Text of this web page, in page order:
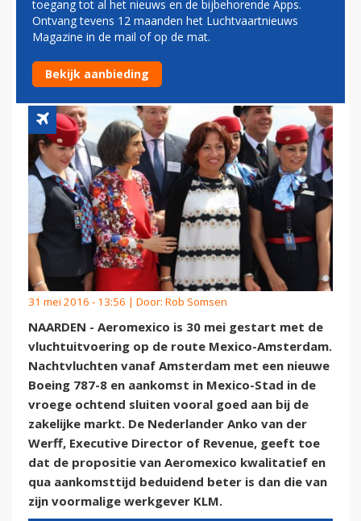
AEROMEXICO MIKT IN
NEDERLAND NADRUKKELIJK
OP ZAKELIJKE MARKT
31 mei 2016 - 13:56 | Door: Rob Somsen
NAARDEN - Aeromexico is 30 mei gestart met de
vluchtuitvoering op de route Mexico-Amsterdam.
Nachtvluchten vanaf Amsterdam met een nieuwe
Boeing 787-8 en aankomst in Mexico-Stad in de
vroege ochtend sluiten vooral goed aan bij de
zakelijke markt. De Nederlander Anko van der
Werff, Executive Director of Revenue, geeft toe
dat de propositie van Aeromexico kwalitatief en
qua aankomsttijd beduidend beter is dan die van
zijn voormalige werkgever KLM.
toegang tot al het nieuws en de bijbehorende Apps.
Ontvang tevens 12 maanden het Luchtvaartnieuws
Magazine in de mail of op de mat.
Bekijk aanbieding